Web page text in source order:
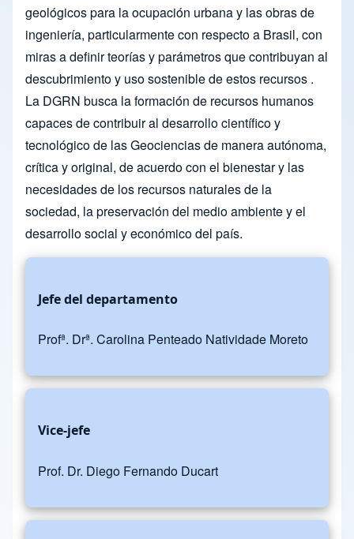
geológicos para la ocupación urbana y las obras de
ingeniería, particularmente con respecto a Brasil, con
miras a definir teorías y parámetros que contribuyan al
descubrimiento y uso sostenible de estos recursos .
La DGRN busca la formación de recursos humanos
capaces de contribuir al desarrollo científico y
tecnológico de las Geociencias de manera autónoma,
crítica y original, de acuerdo con el bienestar y las
necesidades de los recursos naturales de la
sociedad, la preservación del medio ambiente y el
desarrollo social y económico del país.
Jefe del departamento
Profª. Drª. Carolina Penteado Natividade Moreto
Vice-jefe
Prof. Dr. Diego Fernando Ducart